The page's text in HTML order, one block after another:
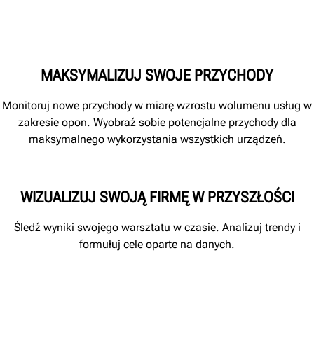
MAKSYMALIZUJ SWOJE PRZYCHODY
Monitoruj nowe przychody w miarę wzrostu wolumenu usług w
zakresie opon. Wyobraź sobie potencjalne przychody dla
maksymalnego wykorzystania wszystkich urządzeń.
WIZUALIZUJ SWOJĄ FIRMĘ W PRZYSZŁOŚCI
Śledź wyniki swojego warsztatu w czasie. Analizuj trendy i
formułuj cele oparte na danych.